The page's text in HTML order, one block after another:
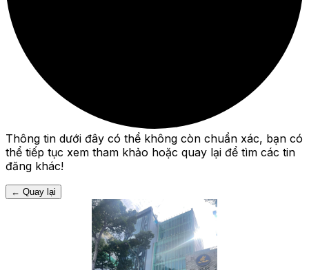
Thông tin dưới đây có thể không còn chuẩn xác, bạn có
thể tiếp tục xem tham khảo hoặc quay lại để tìm các tin
đăng khác!
← Quay lại